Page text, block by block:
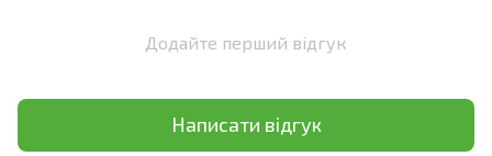
Додайте перший відгук
Написати відгук